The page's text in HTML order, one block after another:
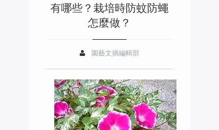
有哪些？栽培時防蚊防蠅
怎麼做？
園藝文摘編輯部